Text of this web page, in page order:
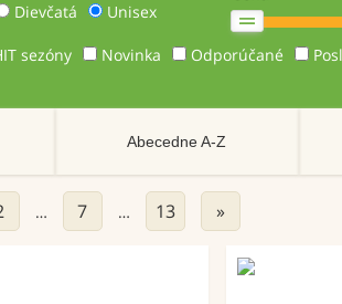
Dievčatá Unisex
sezóny Novinka Odporúčané
Abecedne A-Z
… 7 … 13 »